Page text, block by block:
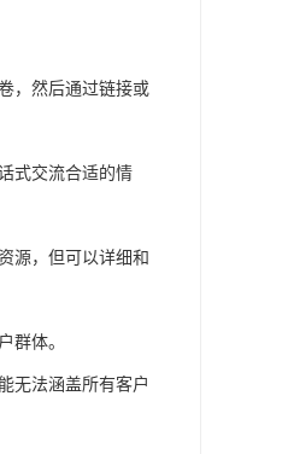
，然后通过链接或
式交流合适的情
源，但可以详细和
群体。
无法涵盖所有客户